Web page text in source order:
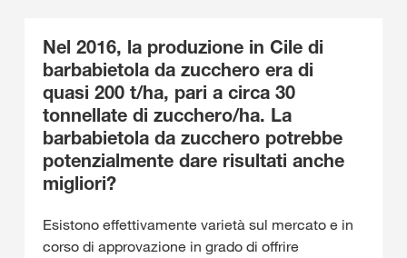
Nel 2016, la produzione in Cile di
barbabietola da zucchero era di
quasi 200 t/ha, pari a circa 30
tonnellate di zucchero/ha. La
barbabietola da zucchero potrebbe
potenzialmente dare risultati anche
migliori?
Esistono effettivamente varietà sul mercato e in
corso di approvazione in grado di offrire